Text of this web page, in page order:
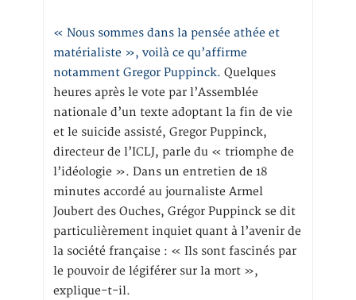
« Nous sommes dans la pensée athée et
matérialiste », voilà ce qu’affirme
notamment Gregor Puppinck. Quelques
heures après le vote par l’Assemblée
nationale d’un texte adoptant la fin de vie
et le suicide assisté, Gregor Puppinck,
directeur de l’ICLJ, parle du « triomphe de
l’idéologie ». Dans un entretien de 18
minutes accordé au journaliste Armel
Joubert des Ouches, Grégor Puppinck se dit
particulièrement inquiet quant à l’avenir de
la société française : « Ils sont fascinés par
le pouvoir de légiférer sur la mort »,
explique-t-il.